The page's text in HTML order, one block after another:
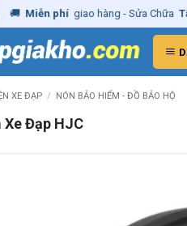
Miễn phí giao hàng - Sửa Chữa Tận
XE ĐẠP / NÓN BẢO HIỂM - ĐỒ BẢO HỘ
Xe Đạp HJC